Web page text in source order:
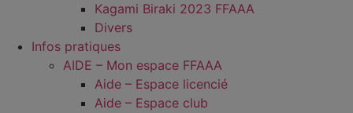
Kagami Biraki 2023 FFAAA
Divers
Infos pratiques
AIDE – Mon espace FFAAA
Aide – Espace licencié
Aide – Espace club